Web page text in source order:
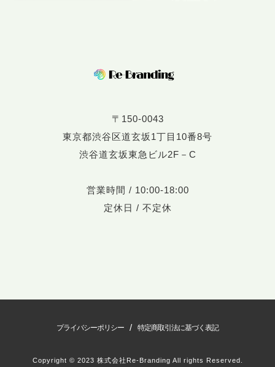
〒150-0043
東京都渋谷区道玄坂1丁目10番8号
渋谷道玄坂東急ビル2F－C
営業時間 / 10:00-18:00
定休日 / 不定休
プライバシーポリシー / 特定商取引法に基づく表記
Copyright © 2023 株式会社Re-Branding All rights Reserved.